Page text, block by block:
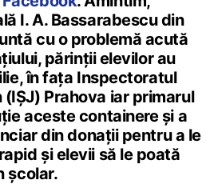
I. A. Bassarabescu din
cu o problemă acută
părinţii elevilor au
în faţa Inspectoratul
Prahova iar primarul
aceste containere și a
din donații pentru a le
și elevii să le poată
școlar.